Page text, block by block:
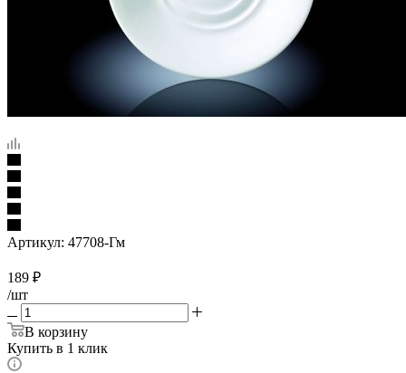
Артикул: 47708-Гм
189 ₽
/шт
В корзину
Купить в 1 клик